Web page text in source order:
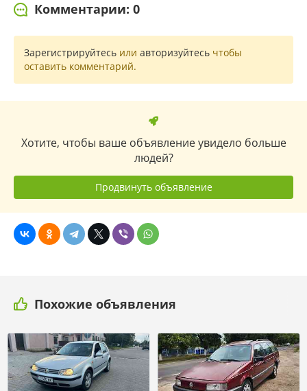
Комментарии: 0
Зарегистрируйтесь или авторизуйтесь чтобы
оставить комментарий.
Хотите, чтобы ваше объявление увидело больше
людей?
Продвинуть объявление
Похожие объявления